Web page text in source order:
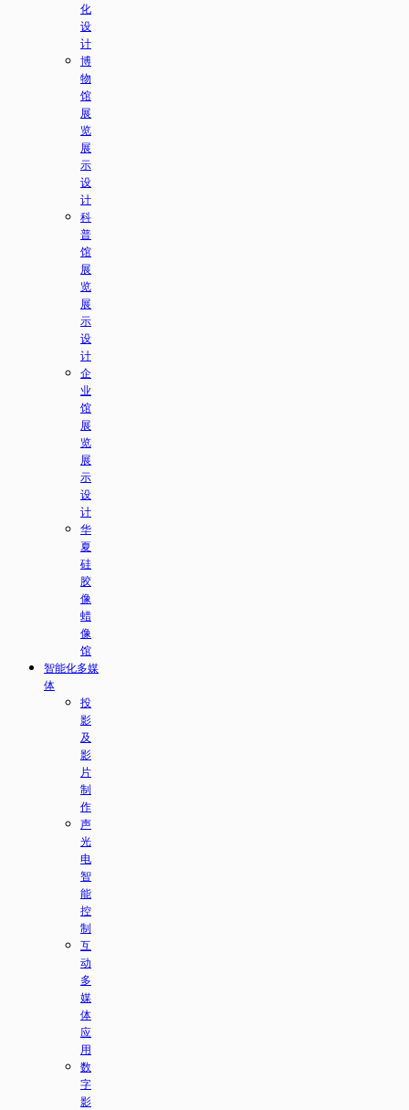
化
设
计
博
物
馆
展
览
展
示
设
计
科
普
馆
展
览
展
示
设
计
企
业
馆
展
览
展
示
设
计
华
夏
硅
胶
像
蜡
像
馆
智能化多媒
体
投
影
及
影
片
制
作
声
光
电
智
能
控
制
互
动
多
媒
体
应
用
数
字
影